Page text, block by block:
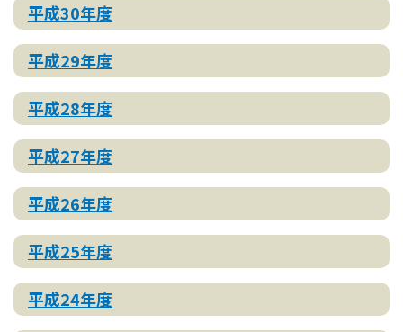
平成30年度
平成29年度
平成28年度
平成27年度
平成26年度
平成25年度
平成24年度